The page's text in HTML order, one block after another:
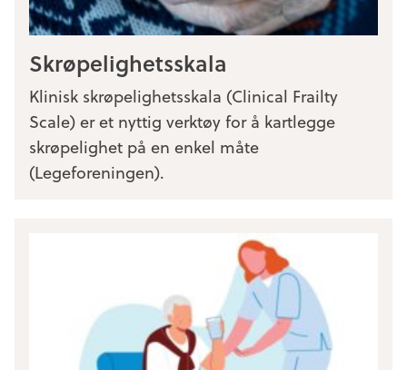
Skrøpelighetsskala
Klinisk skrøpelighetsskala (Clinical Frailty
Scale) er et nyttig verktøy for å kartlegge
skrøpelighet på en enkel måte
(Legeforeningen).